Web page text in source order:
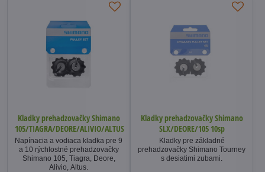
Kladky prehadzovačky Shimano
105/TIAGRA/DEORE/ALIVIO/ALTUS
Napínacia a vodiaca kladka pre 9
a 10 rýchlostné prehadzovačky
Shimano 105, Tiagra, Deore,
Alivio, Altus.
Kladky prehadzovačky Shimano
SLX/DEORE/105 10sp
Kladky pre základné
prehadzovačky Shimano Tourney
s desiatimi zubami.